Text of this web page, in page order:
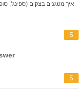
איך מטגנים בצקים (ספינג’,
5
5